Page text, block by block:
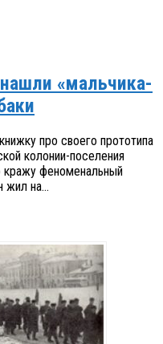
«мальчика-
про своего прототипа
колонии-поселения
кражу феноменальный
жил на...